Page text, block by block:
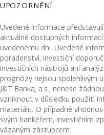
UPOZORNĚNÍ
Uvedené informace
aktuálně dostupných
uvedenému dni. Uvedené
poradenství, investiční
investičních nástrojů ani
prognózy nejsou spolehlivým
J&T Banka, a.s., nenese
vzniknout v důsledku použití
materiálu. O případné
svým bankéřem, investičním
vázaným zástupcem.